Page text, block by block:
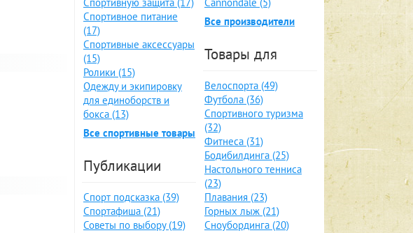
Спортивное питание
(17)
Спортивные аксессуары
(15)
Ролики (15)
Одежду и экипировку
для единоборств и
бокса (13)
Все спортивные товары
Публикации
Спорт подсказка (39)
Спортафиша (21)
Советы по выбору (19)
Все производители
Товары для
Велоспорта (49)
Футбола (36)
Спортивного туризма
(32)
Фитнеса (31)
Бодибилдинга (25)
Настольного тенниса
(23)
Плавания (23)
Горных лыж (21)
Сноубординга (20)